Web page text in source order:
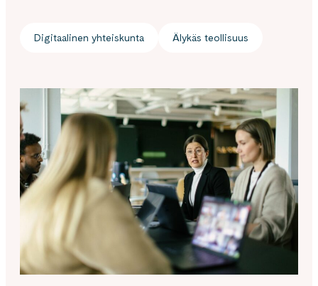
Digitaalinen yhteiskunta Älykäs teollisuus